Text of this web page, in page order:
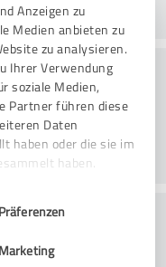
Anzeigen zu
Medien anbieten zu
zu analysieren.
Ihrer Verwendung
soziale Medien,
Partner führen diese
Daten
haben oder die sie im
haben.
Präferenzen
Marketing